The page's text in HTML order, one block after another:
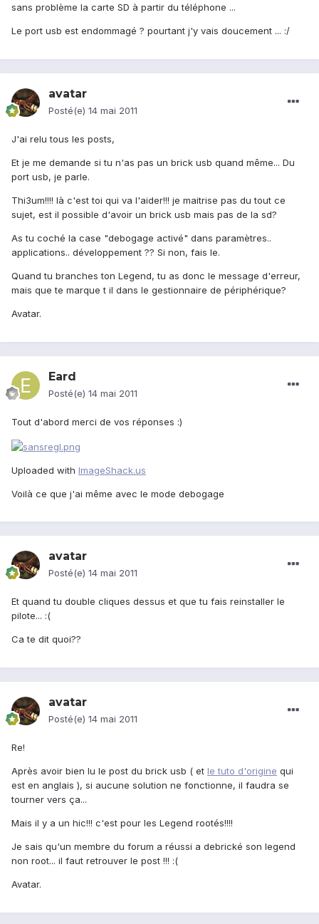
sans problème la carte SD à partir du téléphone ...
Le port usb est endommagé ? pourtant j'y vais doucement ... :/
avatar
Posté(e) 14 mai 2011
J'ai relu tous les posts,
Et je me demande si tu n'as pas un brick usb quand même... Du
port usb, je parle.
Thi3um!!!! là c'est toi qui va l'aider!!! je maitrise pas du tout ce
sujet, est il possible d'avoir un brick usb mais pas de la sd?
As tu coché la case "debogage activé" dans paramètres..
applications.. développement ?? Si non, fais le.
Quand tu branches ton Legend, tu as donc le message d'erreur,
mais que te marque t il dans le gestionnaire de périphérique?
Avatar.
Eard
Posté(e) 14 mai 2011
Tout d'abord merci de vos réponses :)
Uploaded with ImageShack.us
Voilà ce que j'ai même avec le mode debogage
avatar
Posté(e) 14 mai 2011
Et quand tu double cliques dessus et que tu fais reinstaller le
pilote... :(
Ca te dit quoi??
avatar
Posté(e) 14 mai 2011
Re!
Après avoir bien lu le post du brick usb ( et le tuto d'origine qui
est en anglais ), si aucune solution ne fonctionne, il faudra se
tourner vers ça...
Mais il y a un hic!!! c'est pour les Legend rootés!!!!
Je sais qu'un membre du forum a réussi a debrické son legend
non root... il faut retrouver le post !!! :(
Avatar.